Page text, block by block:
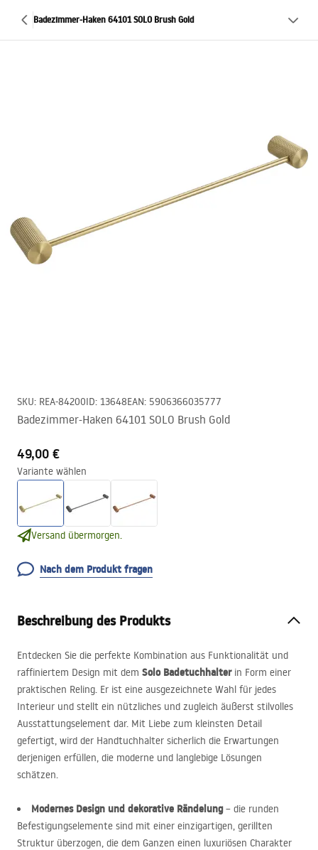
Badezimmer-Haken 64101 SOLO Brush Gold
SKU: REA-84200ID: 13648EAN: 5906366035777
Badezimmer-Haken 64101 SOLO Brush Gold
49,00 €
Variante wählen
Versand übermorgen.
Nach dem Produkt fragen
Beschreibung des Produkts
Entdecken Sie die perfekte Kombination aus Funktionalität und
raffiniertem Design mit dem Solo Badetuchhalterin Form einer
praktischen Reling. Er ist eine ausgezeichnete Wahl für jedes
Interieur und stellt ein nützliches und zugleich äußerst stilvolles
Ausstattungselement dar. Mit Liebe zum kleinsten Detail
gefertigt, wird der Handtuchhalter sicherlich die Erwartungen
derjenigen erfüllen, die moderne und langlebige Lösungen
schätzen.
Modernes Design und dekorative Rändelung– die runden
Befestigungselemente sind mit einer einzigartigen, gerillten
Struktur überzogen, die dem Ganzen einen luxuriösen Charakter